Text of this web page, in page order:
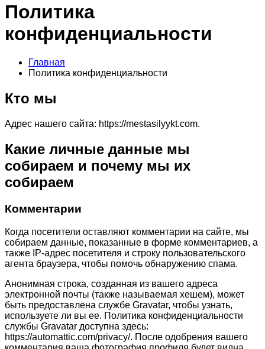
Политика
конфиденциальности
Главная
Политика конфиденциальности
Кто мы
Адрес нашего сайта: https://mestasilyykt.com.
Какие личные данные мы
собираем и почему мы их
собираем
Комментарии
Когда посетители оставляют комментарии на сайте, мы
собираем данные, показанные в форме комментариев, а
также IP-адрес посетителя и строку пользовательского
агента браузера, чтобы помочь обнаружению спама.
Анонимная строка, созданная из вашего адреса
электронной почты (также называемая хешем), может
быть предоставлена службе Gravatar, чтобы узнать,
используете ли вы ее. Политика конфиденциальности
службы Gravatar доступна здесь:
https://automattic.com/privacy/. После одобрения вашего